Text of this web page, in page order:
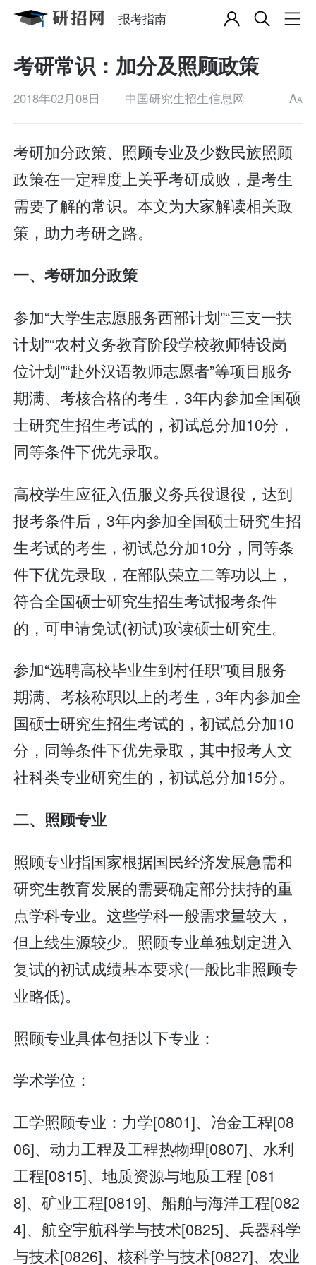
报考指南
考研常识：加分及照顾政策
2018年02月08日 中国研究生招生信息网 AA
考研加分政策、照顾专业及少数民族照顾
政策在一定程度上关乎考研成败，是考生
需要了解的常识。本文为大家解读相关政
策，助力考研之路。
一、考研加分政策
参加“大学生志愿服务西部计划”“三支一扶
计划”“农村义务教育阶段学校教师特设岗
位计划”“赴外汉语教师志愿者”等项目服务
期满、考核合格的考生，3年内参加全国硕
士研究生招生考试的，初试总分加10分，
同等条件下优先录取。
高校学生应征入伍服义务兵役退役，达到
报考条件后，3年内参加全国硕士研究生招
生考试的考生，初试总分加10分，同等条
件下优先录取，在部队荣立二等功以上，
符合全国硕士研究生招生考试报考条件
的，可申请免试(初试)攻读硕士研究生。
参加“选聘高校毕业生到村任职”项目服务
期满、考核称职以上的考生，3年内参加全
国硕士研究生招生考试的，初试总分加10
分，同等条件下优先录取，其中报考人文
社科类专业研究生的，初试总分加15分。
二、照顾专业
照顾专业指国家根据国民经济发展急需和
研究生教育发展的需要确定部分扶持的重
点学科专业。这些学科一般需求量较大，
但上线生源较少。照顾专业单独划定进入
复试的初试成绩基本要求(一般比非照顾专
业略低)。
照顾专业具体包括以下专业：
学术学位：
工学照顾专业：力学[0801]、冶金工程[08
06]、动力工程及工程热物理[0807]、水利
工程[0815]、地质资源与地质工程 [081
8]、矿业工程[0819]、船舶与海洋工程[082
4]、航空宇航科学与技术[0825]、兵器科学
与技术[0826]、核科学与技术[0827]、农业